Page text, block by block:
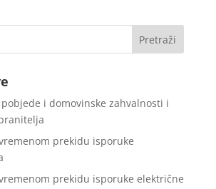
i domovinske zahvalnosti i
prekidu isporuke
prekidu isporuke električne